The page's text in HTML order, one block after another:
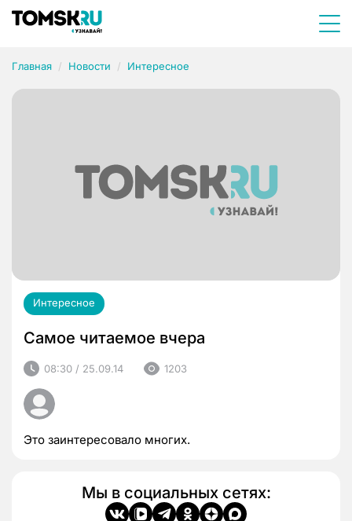
Главная Новости Интересное
Интересное
Самое читаемое вчера
08:30 / 25.09.14 1203
Это заинтересовало многих.
Мы в социальных сетях: